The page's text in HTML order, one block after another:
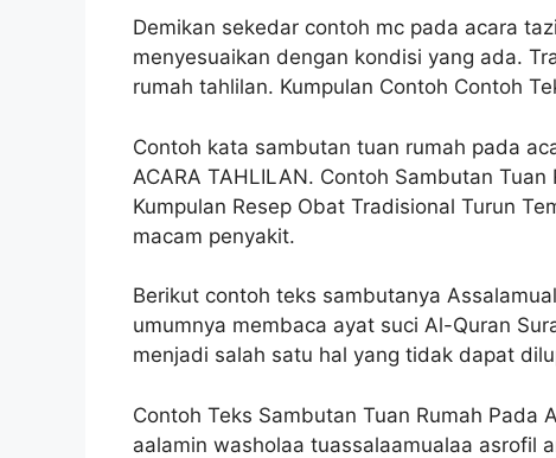
Demikan sekedar contoh mc pada acara
menyesuaikan dengan kondisi yang ada.
rumah tahlilan. Kumpulan Contoh Contoh
Contoh kata sambutan tuan rumah pada
ACARA TAHLILAN. Contoh Sambutan
Kumpulan Resep Obat Tradisional Turun
macam penyakit.
Berikut contoh teks sambutanya
umumnya membaca ayat suci Al-Quran
menjadi salah satu hal yang tidak dapat
Contoh Teks Sambutan Tuan Rumah Pada
aalamin washolaa tuassalaamualaa asrofil